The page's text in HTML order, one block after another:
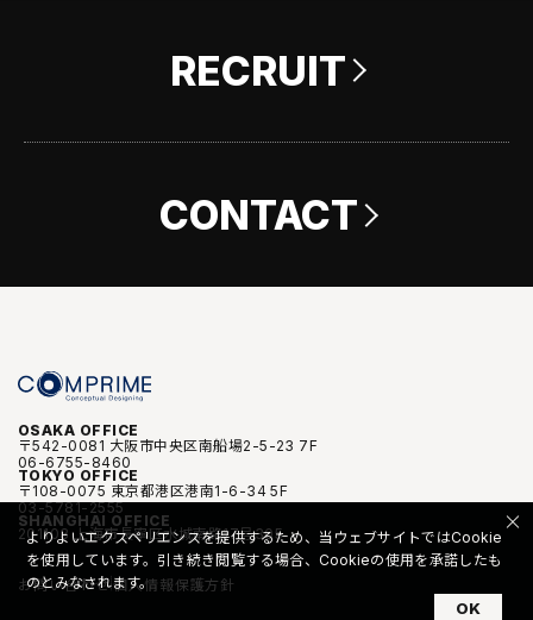
RECRUIT
CONTACT
OSAKA OFFICE
〒542-0081 大阪市中央区南船場2-5-23 7F
06-6755-8460
TOKYO OFFICE
〒108-0075 東京都港区港南1-6-34 5F
03-5781-2555
SHANGHAI OFFICE
201103 上海市長寧区水城南路17号305
お問い合わせ 個人情報保護方針
よりよいエクスペリエンスを提供するため、当ウェブサイトではCookie
を使用しています。引き続き閲覧する場合、Cookieの使用を承諾したも
のとみなされます。
OK